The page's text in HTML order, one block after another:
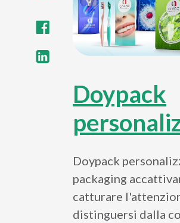
Doypack
Doypack
packaging
catturare
distinguersi dalla